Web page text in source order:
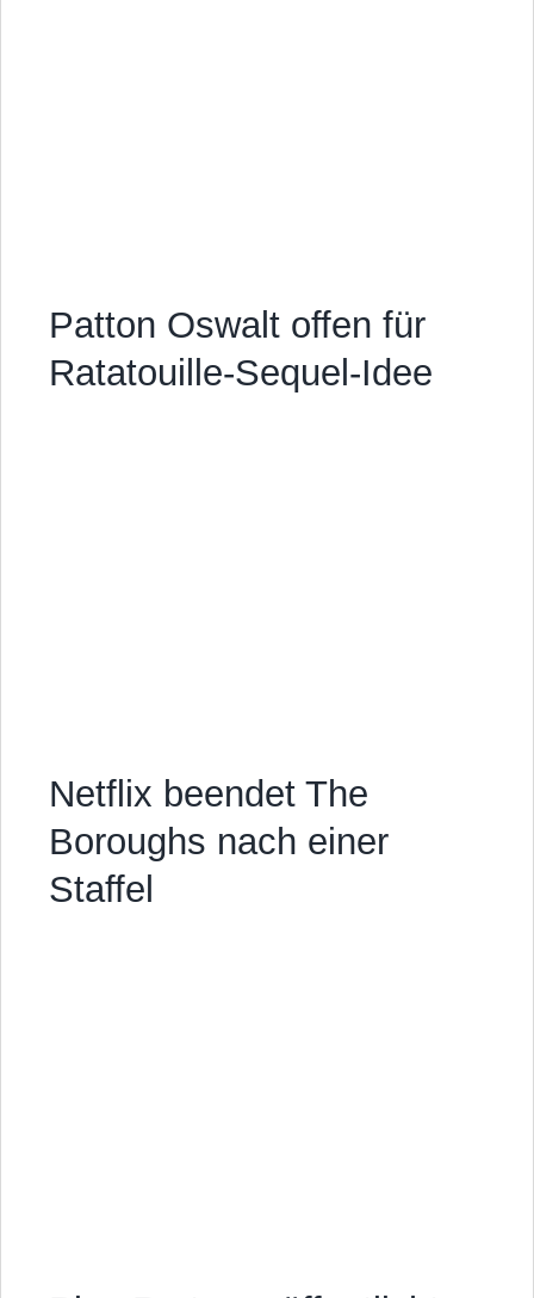
Patton Oswalt offen für
Ratatouille-Sequel-Idee
Netflix beendet The
Boroughs nach einer
Staffel